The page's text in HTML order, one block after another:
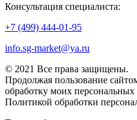
Консультация специалиста:
+7 (499) 444-01-95
info.sg-market@ya.ru
© 2021 Все права защищены.
Продолжая пользование
обработку моих
Политикой обработки